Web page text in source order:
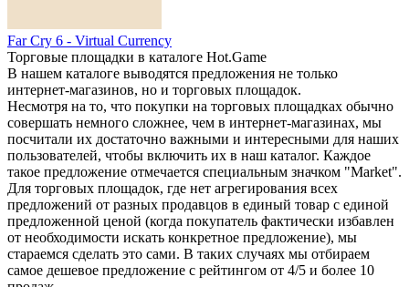
Far Cry 6 - Virtual Currency
Торговые площадки в каталоге Hot.Game
В нашем каталоге выводятся предложения не только
интернет-магазинов, но и торговых площадок.
Несмотря на то, что покупки на торговых площадках обычно
совершать немного сложнее, чем в интернет-магазинах, мы
посчитали их достаточно важными и интересными для наших
пользователей, чтобы включить их в наш каталог. Каждое
такое предложение отмечается специальным значком "Market".
Для торговых площадок, где нет агрегирования всех
предложений от разных продавцов в единый товар с единой
предложенной ценой (когда покупатель фактически избавлен
от необходимости искать конкретное предложение), мы
стараемся сделать это сами. В таких случаях мы отбираем
самое дешевое предложение с рейтингом от 4/5 и более 10